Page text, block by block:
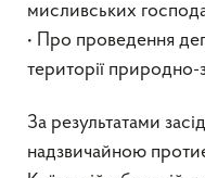
мисливських
• Про проведення
території природно-
За результатами
надзвичайною